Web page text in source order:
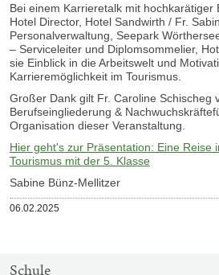
Bei einem Karrieretalk mit hochkarätiger
Hotel Director, Hotel Sandwirth / Fr.
Personalverwaltung, Seepark
– Serviceleiter und Diplomsommelier,
sie Einblick in die Arbeitswelt und
Karrieremöglichkeit im Tourismus.
Großer Dank gilt Fr. Caroline Schischeg
Berufseingliederung &
Organisation dieser Veranstaltung.
Hier geht's zur Präsentation: Eine Reise
Tourismus mit der 5. Klasse
Sabine Bünz-Mellitzer
Veröffentlicht
06.02.2025
SITEMAP-
Schule